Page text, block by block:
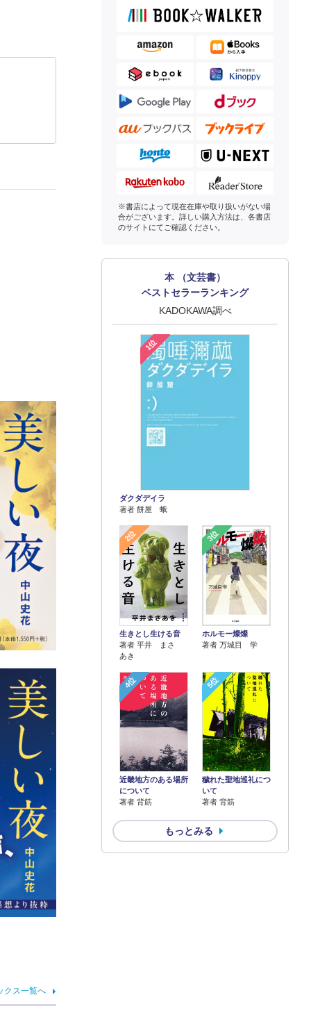
クス一覧へ
※書店によって現在在庫や取り扱いがない場
合がございます。詳しい購入方法は、各書店
のサイトにてご確認ください。
本 （文芸書）
ベストセラーランキング
KADOKAWA調べ
1位
ダクダデイラ
著者 餅屋 蛾
2位
生きとし生ける音
著者 平井 まさ
あき
3位
ホルモー燦燦
著者 万城目 学
4位
近畿地方のある場所
について
著者 背筋
5位
穢れた聖地巡礼につ
いて
著者 背筋
もっとみる